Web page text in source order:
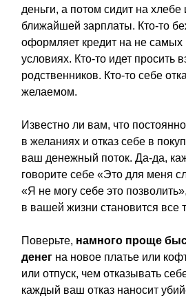
деньги, а потом сидит на хлебе
ближайшей зарплаты. Кто-то
оформляет кредит на не
условиях. Кто-то идет просить
родственников. Кто-то себе
желаемом.
Известно ли вам, что
в желаниях и отказ себе в
ваш денежный поток. Да-да,
говорите себе «Это для меня
«Я не могу себе это
в вашей жизни становится все
Поверьте, намного проще
денег на новое платье или
или отпуск, чем отказывать
каждый ваш отказ наносит